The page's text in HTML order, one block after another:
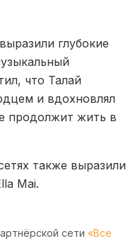
глубокие
что Талай
и вдохновлял
продолжит жить в
также выразили
Mai.
сети «Все